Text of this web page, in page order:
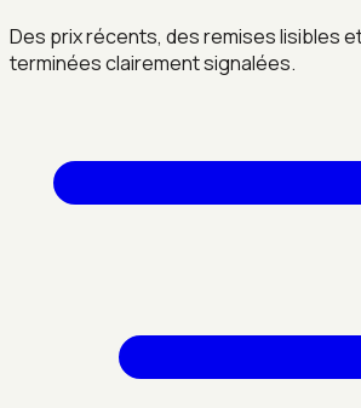
Des prix récents, des remises lisibles
terminées clairement signalées.